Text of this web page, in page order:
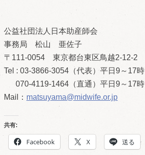
公益社団法人日本助産師会
事務局 松山 亜佐子
〒111-0054 東京都台東区鳥越2-12-2
Tel : 03-3866-3054（代表）平日9～17時
070-4119-1464（直通）平日9～17時
Mail： matsuyama@midwife.or.jp
共有:
Facebook X 送る